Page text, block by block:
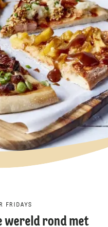
FRIDAYS
wereld rond met